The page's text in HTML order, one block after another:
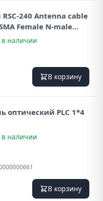
240 Antenna cable
Female N-male
в наличии
В корзину
оптический PLC 1*4
в наличии
В корзину